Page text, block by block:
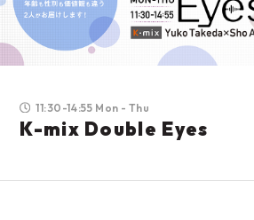
11:30-14:55 Mon - Thu
K-mix Double Eyes